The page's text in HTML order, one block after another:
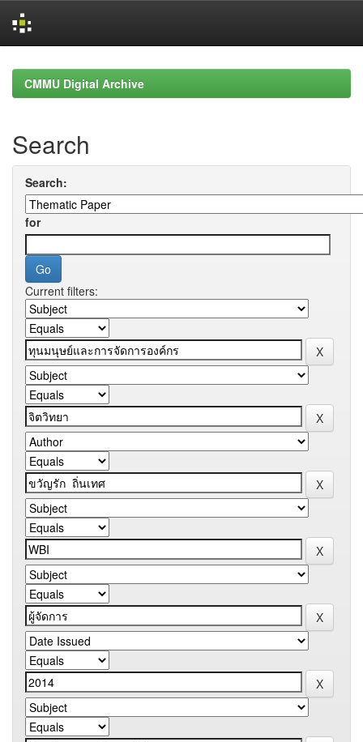
navigationCMMU Digital Archive
Search
Search:
for
Current filters: